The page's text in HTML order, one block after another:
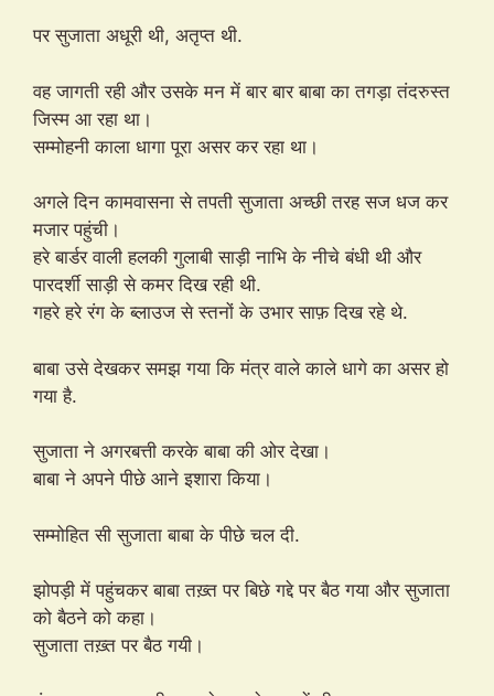
पर सुजाता अधूरी थी, अतृप्त थी.
वह जागती रही और उसके मन में बार बार बाबा का तगड़ा तंदरुस्त
जिस्म आ रहा था।
सम्मोहनी काला धागा पूरा असर कर रहा था।
अगले दिन कामवासना से तपती सुजाता अच्छी तरह सज धज कर
मजार पहुंची।
हरे बार्डर वाली हलकी गुलाबी साड़ी नाभि के नीचे बंधी थी और
पारदर्शी साड़ी से कमर दिख रही थी.
गहरे हरे रंग के ब्लाउज से स्तनों के उभार साफ़ दिख रहे थे.
बाबा उसे देखकर समझ गया कि मंत्र वाले काले धागे का असर हो
गया है.
सुजाता ने अगरबत्ती करके बाबा की ओर देखा।
बाबा ने अपने पीछे आने इशारा किया।
सम्मोहित सी सुजाता बाबा के पीछे चल दी.
झोपड़ी में पहुंचकर बाबा तख़्त पर बिछे गद्दे पर बैठ गया और सुजाता
को बैठने को कहा।
सुजाता तख़्त पर बैठ गयी।